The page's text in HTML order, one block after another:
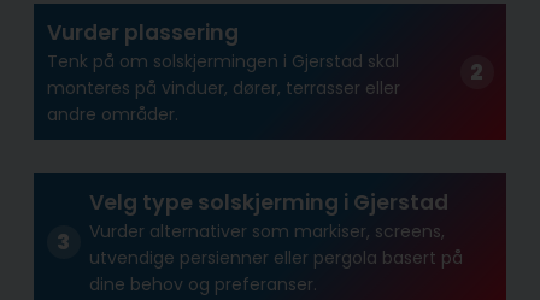
Vurder plassering
Tenk på om solskjermingen i Gjerstad skal
monteres på vinduer, dører, terrasser eller
andre områder.
Velg type solskjerming i Gjerstad
Vurder alternativer som markiser, screens,
utvendige persienner eller pergola basert på
dine behov og preferanser.